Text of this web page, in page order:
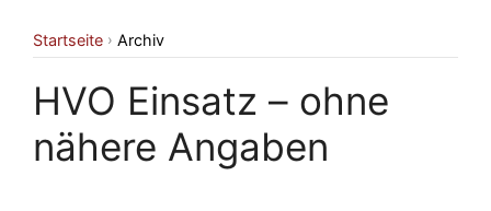
Startseite › Archiv
HVO Einsatz – ohne
nähere Angaben